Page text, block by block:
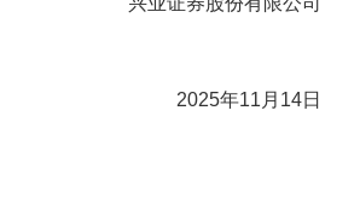
2025年11月14日